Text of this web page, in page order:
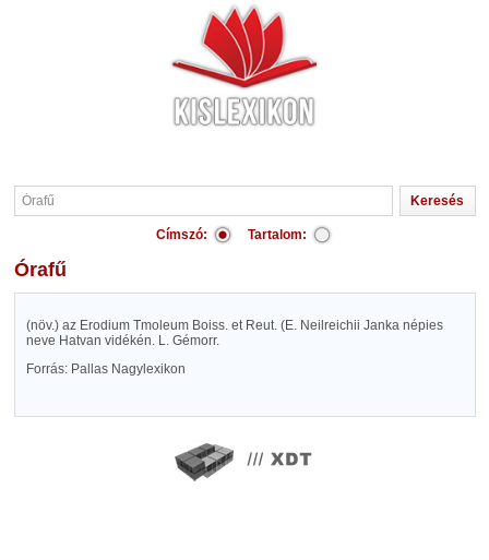
Címszó: Tartalom:
Órafű
(növ.) az Erodium Tmoleum Boiss. et Reut. (E. Neilreichii Janka népies
neve Hatvan vidékén. L. Gémorr.
Forrás: Pallas Nagylexikon